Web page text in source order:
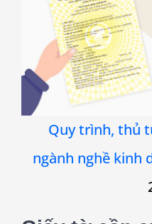
Quy trình, thủ
ngành nghề kinh